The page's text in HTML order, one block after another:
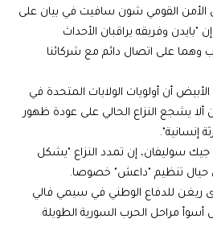
القومي شون سافيت في بيان على
"بايدن وفريقه يراقبان الأحداث
وهما على اتصال دائم مع شركائنا
أن أولويات الولايات المتحدة في
يشجع النزاع الحالي على عودة ظهور
إنسانية".
سوليفان، إن تمدد النزاع "يشكل
حيال تنظيم "داعش" خصوصا.
ريغن للدفاع الوطني في سيمي فالي
أسوأ مراحل الحرب السورية الطويلة